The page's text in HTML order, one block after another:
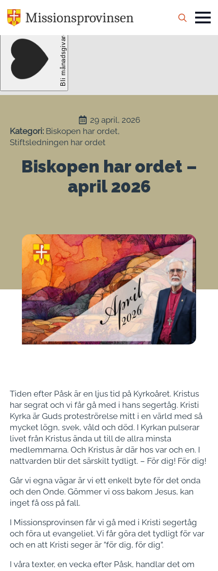
Search
29 april, 2026
Kategori: Biskopen har ordet
Stiftsledningen har ordet
Biskopen har ordet –
april 2026
Tiden efter Påsk är en ljus tid på Kyrkoåret. Kristus
har segrat och vi får gå med i hans segertåg. Kristi
Kyrka är Guds proteströrelse mitt i en värld med så
mycket lögn, svek, våld och död. I Kyrkan pulserar
livet från Kristus ända ut till de allra minsta
medlemmarna. Och Kristus är där hos var och en. I
nattvarden blir det särskilt tydligt. – För dig! För dig!
Går vi egna vägar är vi ett enkelt byte för det onda
och den Onde. Gömmer vi oss bakom Jesus, kan
inget få oss på fall.
I Missionsprovinsen får vi gå med i Kristi segertåg
och föra ut evangeliet. Vi får göra det tydligt för var
och en att Kristi seger är ”för dig, för dig”.
I våra texter, en vecka efter Påsk, handlar det om